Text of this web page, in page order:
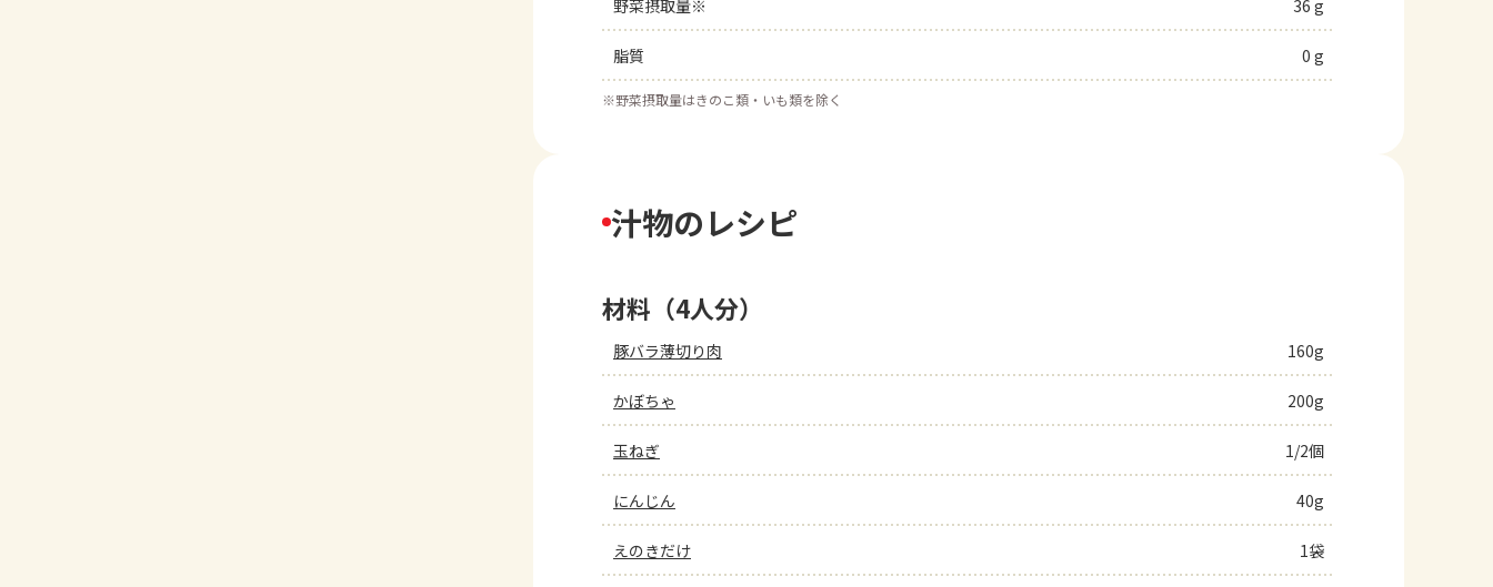
野菜摂取量※ 36 g
脂質 0 g
※野菜摂取量はきのこ類・いも類を除く
汁物のレシピ
材料（4人分）
豚バラ薄切り肉 160g
かぼちゃ 200g
玉ねぎ 1/2個
にんじん 40g
えのきだけ 1袋